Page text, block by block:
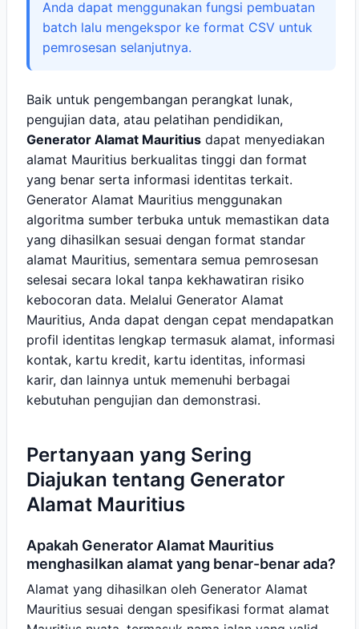
Anda dapat menggunakan fungsi pembuatan
batch lalu mengekspor ke format CSV untuk
pemrosesan selanjutnya.
Baik untuk pengembangan perangkat lunak,
pengujian data, atau pelatihan pendidikan,
Generator Alamat Mauritius dapat menyediakan
alamat Mauritius berkualitas tinggi dan format
yang benar serta informasi identitas terkait.
Generator Alamat Mauritius menggunakan
algoritma sumber terbuka untuk memastikan data
yang dihasilkan sesuai dengan format standar
alamat Mauritius, sementara semua pemrosesan
selesai secara lokal tanpa kekhawatiran risiko
kebocoran data. Melalui Generator Alamat
Mauritius, Anda dapat dengan cepat mendapatkan
profil identitas lengkap termasuk alamat, informasi
kontak, kartu kredit, kartu identitas, informasi
karir, dan lainnya untuk memenuhi berbagai
kebutuhan pengujian dan demonstrasi.
Pertanyaan yang Sering
Diajukan tentang Generator
Alamat Mauritius
Apakah Generator Alamat Mauritius
menghasilkan alamat yang benar-benar ada?
Alamat yang dihasilkan oleh Generator Alamat
Mauritius sesuai dengan spesifikasi format alamat